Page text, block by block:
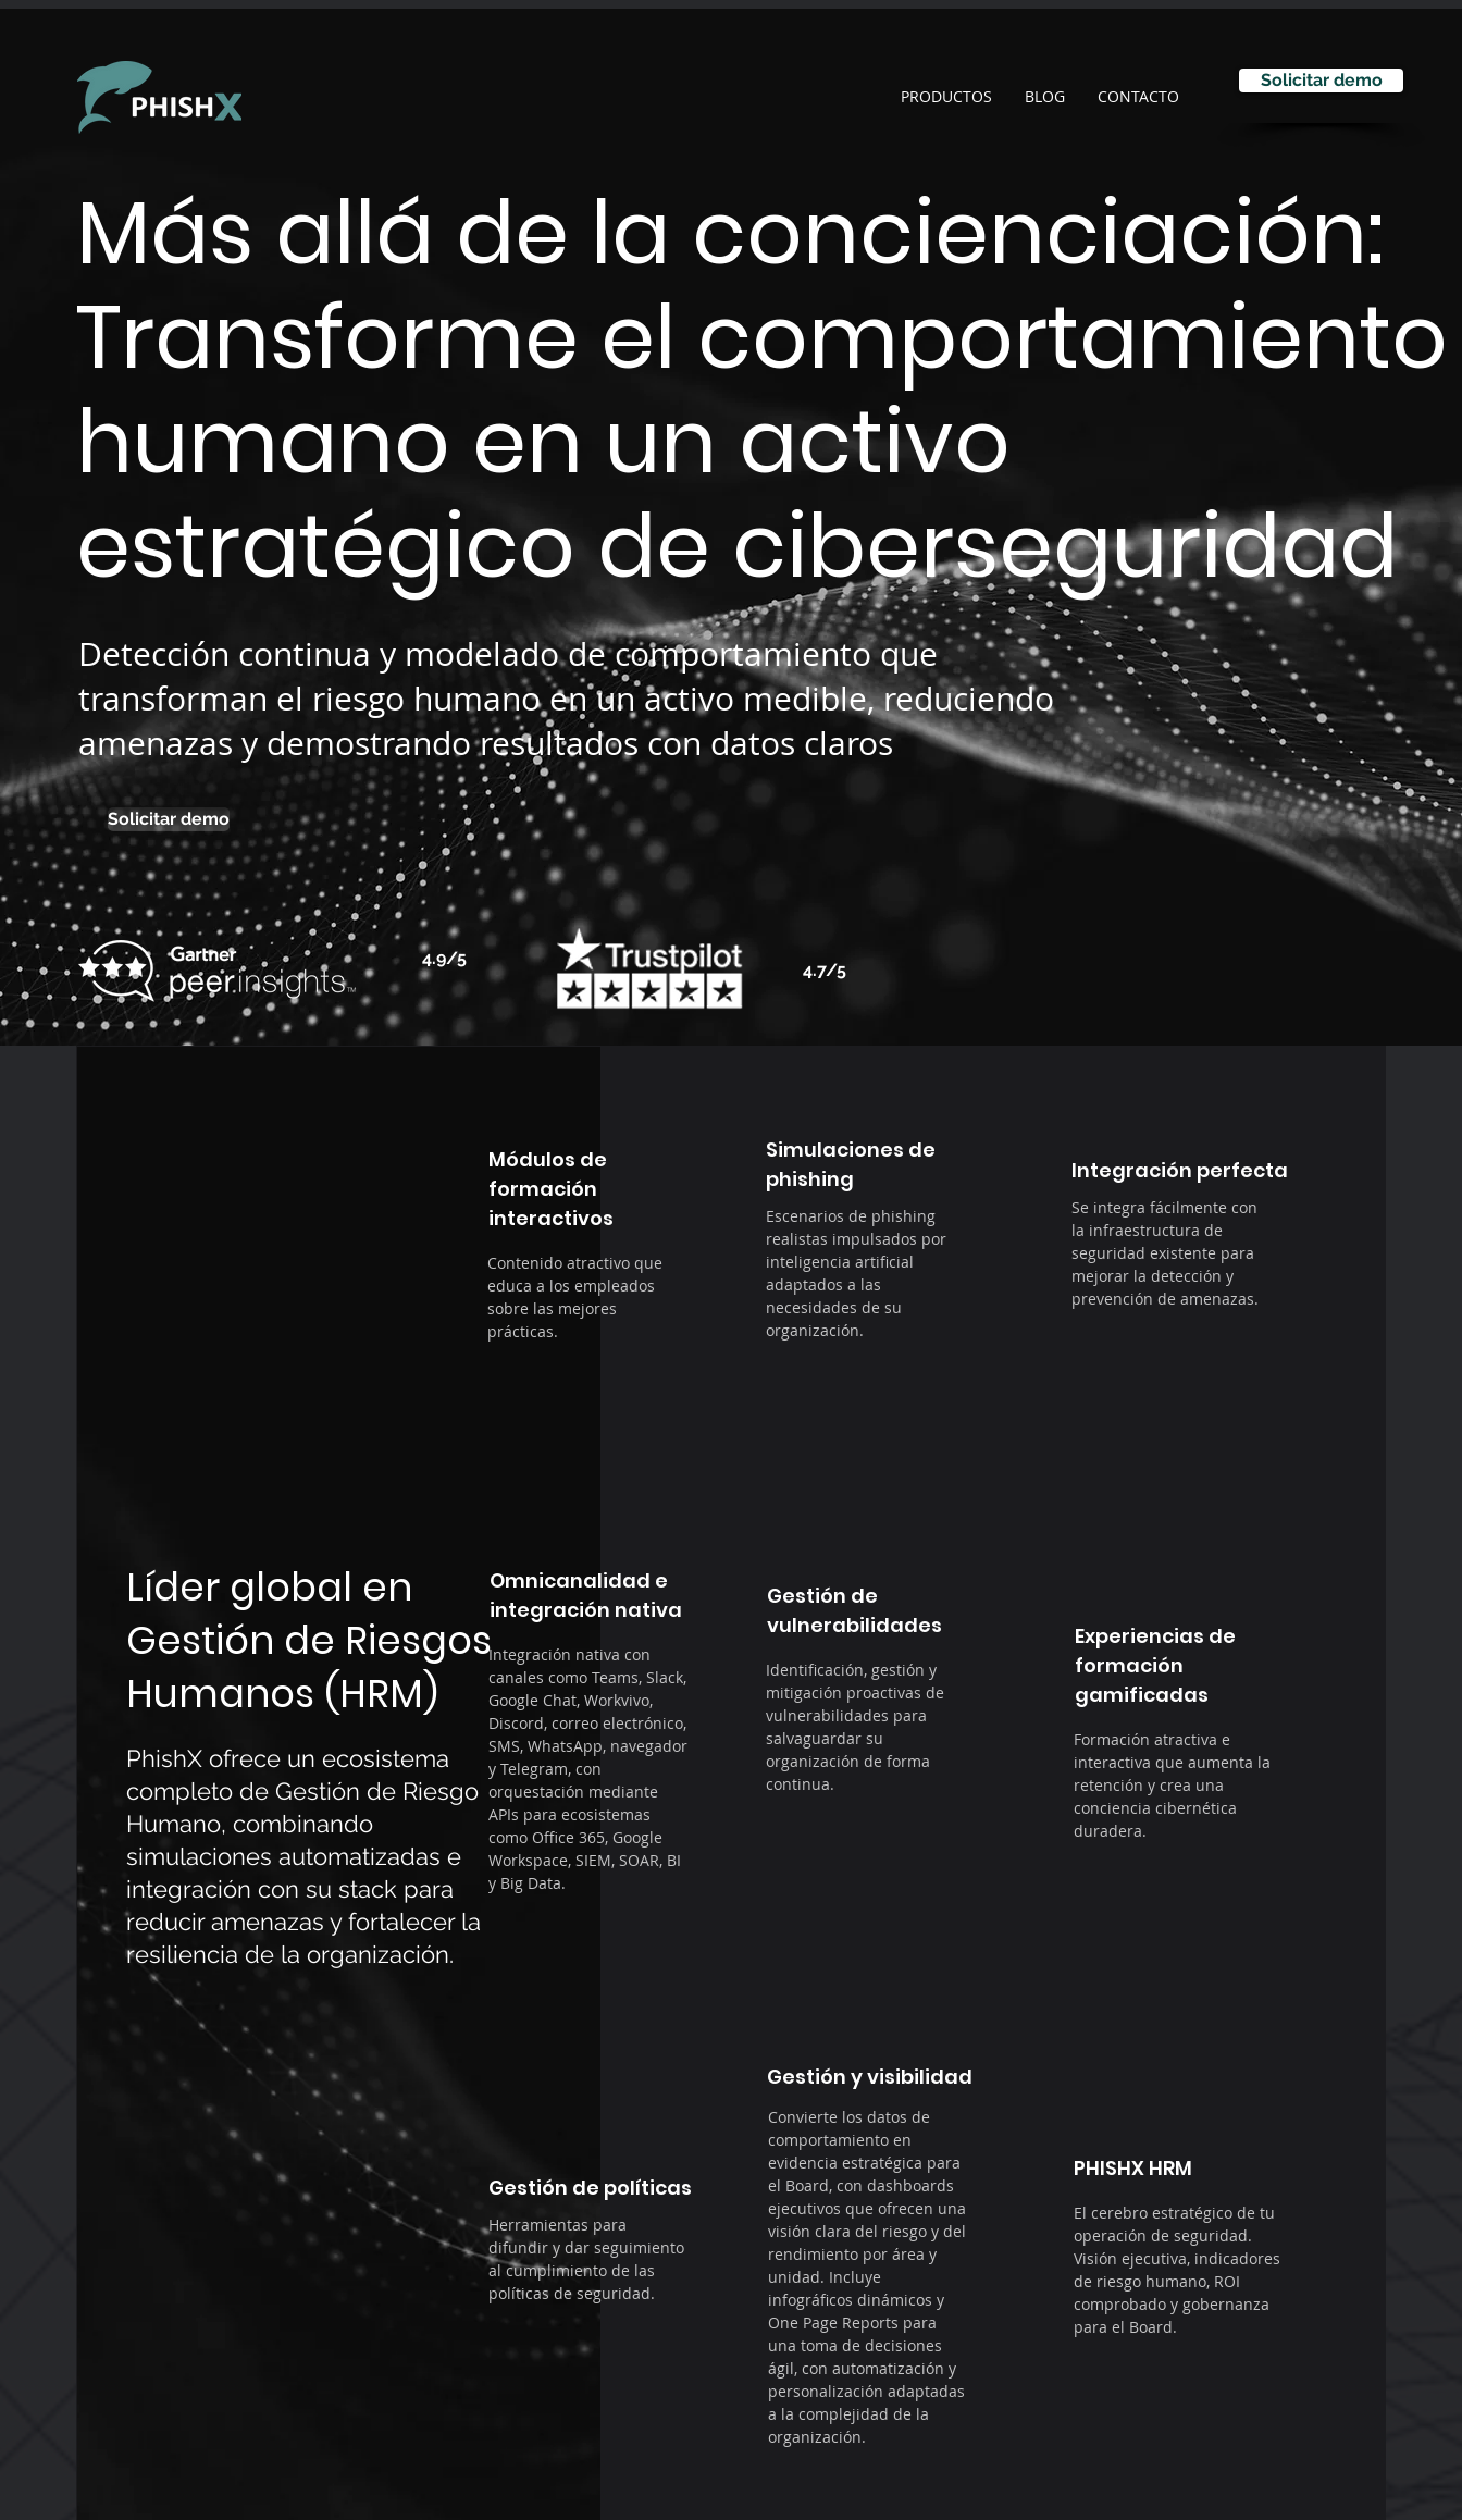
PRODUCTOS BLOG CONTACTO
Solicitar demo
Más allá de la concienciación:
Transforme el comportamiento
humano en un activo
estratégico de ciberseguridad
Detección continua y modelado de comportamiento que
transforman el riesgo humano en un activo medible, reduciendo
amenazas y demostrando resultados con datos claros
Solicitar demo
4.9/5
4.7/5
Líder global en
Gestión de Riesgos
Humanos (HRM)
PhishX ofrece un ecosistema
completo de Gestión de Riesgo
Humano, combinando
simulaciones automatizadas e
integración con su stack para
reducir amenazas y fortalecer la
resiliencia de la organización.
Módulos de
formación
interactivos
Contenido atractivo que
educa a los empleados
sobre las mejores
prácticas.
Simulaciones de
phishing
Escenarios de phishing
realistas impulsados por
inteligencia artificial
adaptados a las
necesidades de su
organización.
Integración perfecta
Se integra fácilmente con
la infraestructura de
seguridad existente para
mejorar la detección y
prevención de amenazas.
Omnicanalidad e
integración nativa
Integración nativa con
canales como Teams, Slack,
Google Chat, Workvivo,
Discord, correo electrónico,
SMS, WhatsApp, navegador
y Telegram, con
orquestación mediante
APIs para ecosistemas
como Office 365, Google
Workspace, SIEM, SOAR, BI
y Big Data.
Gestión de
vulnerabilidades
Identificación, gestión y
mitigación proactivas de
vulnerabilidades para
salvaguardar su
organización de forma
continua.
Experiencias de
formación
gamificadas
Formación atractiva e
interactiva que aumenta la
retención y crea una
conciencia cibernética
duradera.
Gestión de políticas
Herramientas para
difundir y dar seguimiento
al cumplimiento de las
políticas de seguridad.
Gestión y visibilidad
Convierte los datos de
comportamiento en
evidencia estratégica para
el Board, con dashboards
ejecutivos que ofrecen una
visión clara del riesgo y del
rendimiento por área y
unidad. Incluye
infográficos dinámicos y
One Page Reports para
una toma de decisiones
ágil, con automatización y
personalización adaptadas
a la complejidad de la
organización.
PHISHX HRM
El cerebro estratégico de tu
operación de seguridad.
Visión ejecutiva, indicadores
de riesgo humano, ROI
comprobado y gobernanza
para el Board.